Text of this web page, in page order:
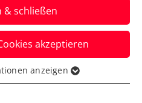
muss beim ATP-
hingegen
/ Redaktion, 03.09.2024
& schließen
akzeptieren
für grundlegende
anzeigen